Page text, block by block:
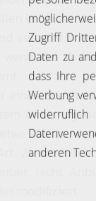
kauft ein
selbst ein.
der
eines Social-
unter
durch
25 KI-VO).
nicht
modifiziert.